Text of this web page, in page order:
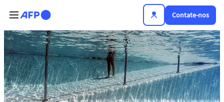
Contate-nos
Notícias | AFP.com